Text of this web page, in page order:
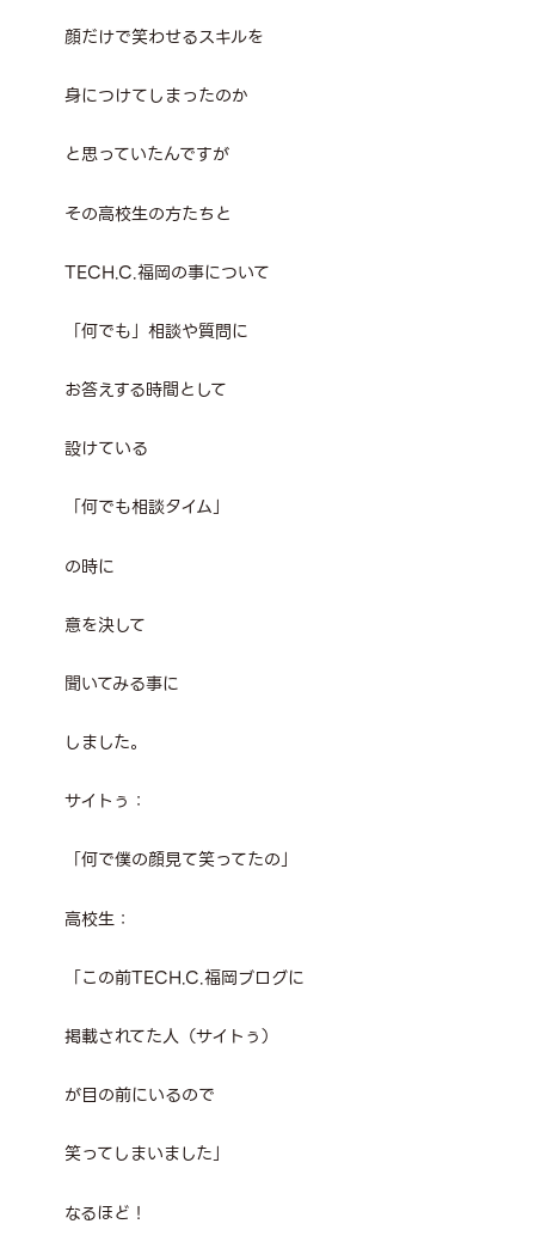
顔だけで笑わせるスキルを
身につけてしまったのか
と思っていたんですが
その高校生の方たちと
TECH.C.福岡の事について
「何でも」相談や質問に
お答えする時間として
設けている
「何でも相談タイム」
の時に
意を決して
聞いてみる事に
しました。
サイトぅ：
「何で僕の顔見て笑ってたの」
高校生：
「この前TECH.C.福岡ブログに
掲載されてた人（サイトぅ）
が目の前にいるので
笑ってしまいました」
なるほど！